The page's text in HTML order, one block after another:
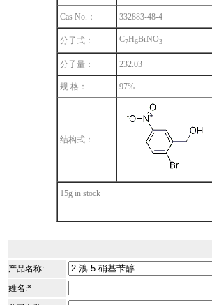
Cas No.： 332883-48-4
分子式： C7H6BrNO3
分子量： 232.03
规 格： 97%
结构式：
15g in stock
产品名称:
姓名:*